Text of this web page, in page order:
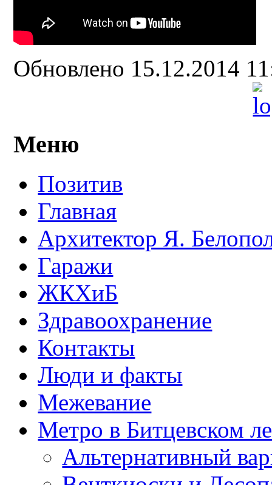
Обновлено 15.12.2014
Меню
Позитив
Главная
Архитектор Я.
Гаражи
ЖКХиБ
Здравоохранение
Контакты
Люди и факты
Межевание
Метро в Битцевском
Альтернативный